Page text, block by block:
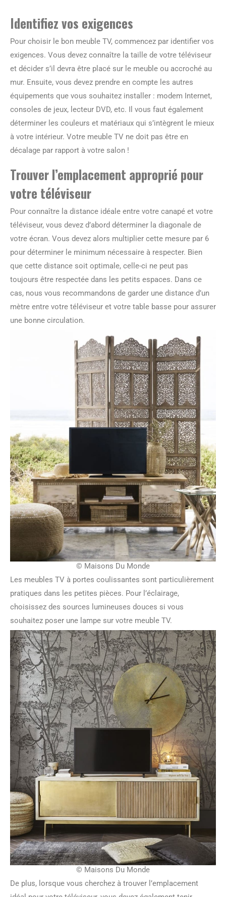
Identifiez vos exigences
Pour choisir le bon meuble TV, commencez par identifier vos
exigences. Vous devez connaître la taille de votre téléviseur
et décider s’il devra être placé sur le meuble ou accroché au
mur. Ensuite, vous devez prendre en compte les autres
équipements que vous souhaitez installer : modem Internet,
consoles de jeux, lecteur DVD, etc. Il vous faut également
déterminer les couleurs et matériaux qui s’intègrent le mieux
à votre intérieur. Votre meuble TV ne doit pas être en
décalage par rapport à votre salon !
Trouver l’emplacement approprié pour
votre téléviseur
Pour connaître la distance idéale entre votre canapé et votre
téléviseur, vous devez d’abord déterminer la diagonale de
votre écran. Vous devez alors multiplier cette mesure par 6
pour déterminer le minimum nécessaire à respecter. Bien
que cette distance soit optimale, celle-ci ne peut pas
toujours être respectée dans les petits espaces. Dans ce
cas, nous vous recommandons de garder une distance d’un
mètre entre votre téléviseur et votre table basse pour assurer
une bonne circulation.
© Maisons Du Monde
Les meubles TV à portes coulissantes sont particulièrement
pratiques dans les petites pièces. Pour l’éclairage,
choisissez des sources lumineuses douces si vous
souhaitez poser une lampe sur votre meuble TV.
© Maisons Du Monde
De plus, lorsque vous cherchez à trouver l’emplacement